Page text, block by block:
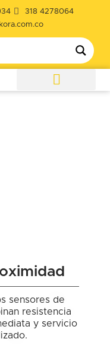
318 4278064
sensores de
resistencia
y servicio